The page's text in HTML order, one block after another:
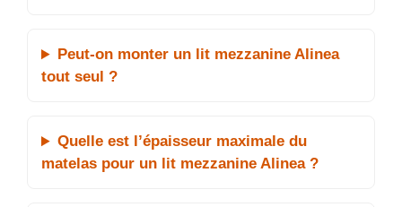
Peut-on monter un lit mezzanine Alinea
tout seul ?
Quelle est l’épaisseur maximale du
matelas pour un lit mezzanine Alinea ?